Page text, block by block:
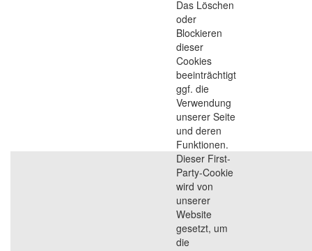
Das Löschen
oder
Blockieren
dieser
Cookies
beeinträchtigt
ggf. die
Verwendung
unserer Seite
und deren
Funktionen.
Dieser First-
Party-Cookie
wird von
unserer
Website
gesetzt, um
die